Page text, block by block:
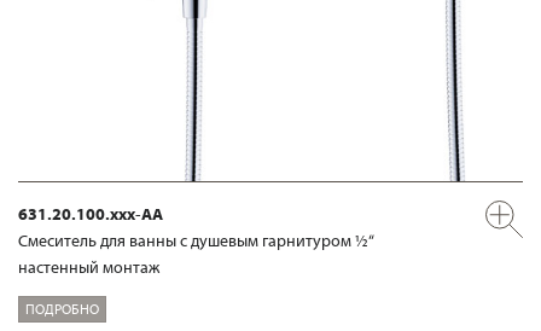
631.20.100.xxx-AA
Смеситель для ванны с душевым гарнитуром ½“
настенный монтаж
ПОДРОБНО